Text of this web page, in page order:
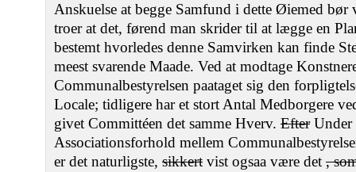
Anskuelse at begge Samfund i dette Øiemed
troer at det, førend man skrider til at lægge en
bestemt hvorledes denne Samvirken kan finde
meest svarende Maade. Ved at modtage
Communalbestyrelsen paataget sig den
Locale; tidligere har et stort Antal Medborgere
givet Committéen det samme Hverv. EfterUnder
Associationsforhold mellem
er det naturligste, sikkert vist ogsaa være det ,